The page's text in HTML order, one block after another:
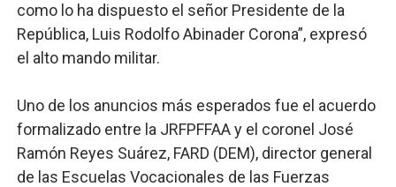
como lo ha dispuesto el señor Presidente de la
República, Luis Rodolfo Abinader Corona”, expresó
el alto mando militar.
Uno de los anuncios más esperados fue el acuerdo
formalizado entre la JRFPFFAA y el coronel José
Ramón Reyes Suárez, FARD (DEM), director general
de las Escuelas Vocacionales de las Fuerzas